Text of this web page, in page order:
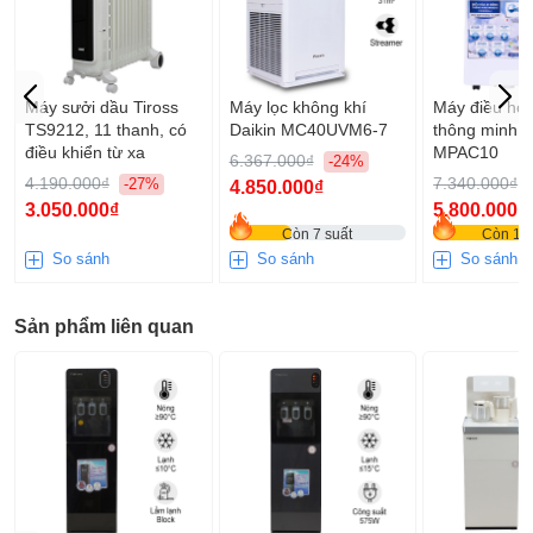
những ngày hè oi bức.
Máy sưởi dầu Tiross
TS9212, 11 thanh, có
điều khiển từ xa
4.190.000₫
-27%
3.050.000₫
So sánh
Máy lọc không khí
Daikin MC40UVM6-7
6.367.000₫
-24%
4.850.000₫
Còn 7 suất
So sánh
Máy điều
thông minh
MPAC10
7.340.000₫
5.800.000₫
Còn 12
So sánh
Sản phẩm liên quan